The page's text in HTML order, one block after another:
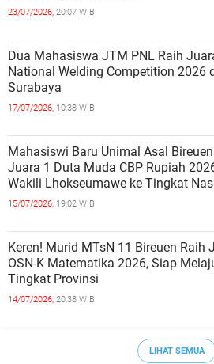
23/07/2026, 20:07 WIB
Dua Mahasiswa JTM PNL Raih
National Welding Competition 2026
Surabaya
17/07/2026, 10:38 WIB
Mahasiswi Baru Unimal Asal
Juara 1 Duta Muda CBP Rupiah
Wakili Lhokseumawe ke Tingkat
15/07/2026, 19:02 WIB
Keren! Murid MTsN 11 Bireuen Raih
OSN-K Matematika 2026, Siap
Tingkat Provinsi
14/07/2026, 20:38 WIB
LIHAT SEMUA